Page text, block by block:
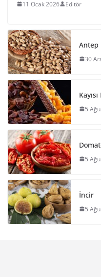
11 Ocak 2026 Editör
Antep
30
5
5
İncir
5